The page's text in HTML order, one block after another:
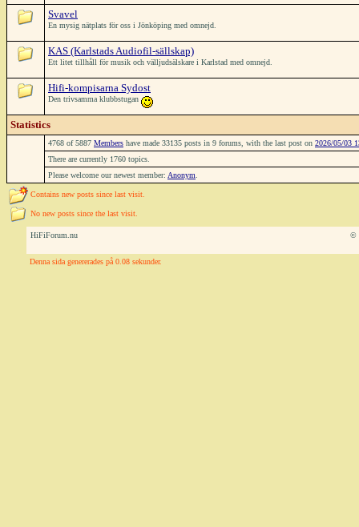
Svavel
En mysig nätplats för oss i Jönköping med omnejd.
KAS (Karlstads Audiofil-sällskap)
Ett litet tillhåll för musik och välljudsälskare i Karlstad med omnejd.
Hifi-kompisarna Sydost
Den trivsamma klubbstugan
Statistics
4768 of 5887 Members have made 33135 posts in 9 forums, with the last post on 2026/05/03
There are currently 1760 topics.
Please welcome our newest member: Anonym
Contains new posts since last visit.
No new posts since the last visit.
HiFiForum.nu ©
Denna sida genererades på 0.08 sekunder.